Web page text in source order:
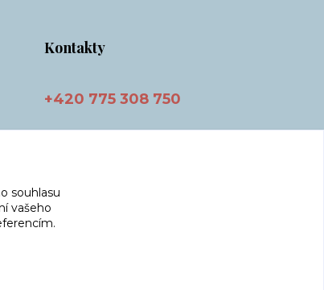
Kontakty
+420 775 308 750
souhlasu
vašeho